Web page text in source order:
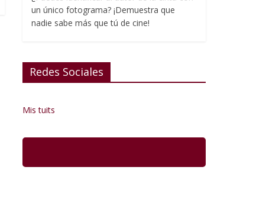
un único fotograma? ¡Demuestra que
nadie sabe más que tú de cine!
Redes Sociales
Mis tuits